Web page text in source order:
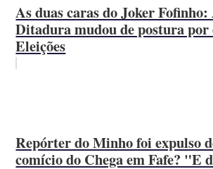
As duas caras do Joker
Ditadura mudou de postura por
Eleições
Repórter do Minho foi expulso
comício do Chega em Fafe? "E